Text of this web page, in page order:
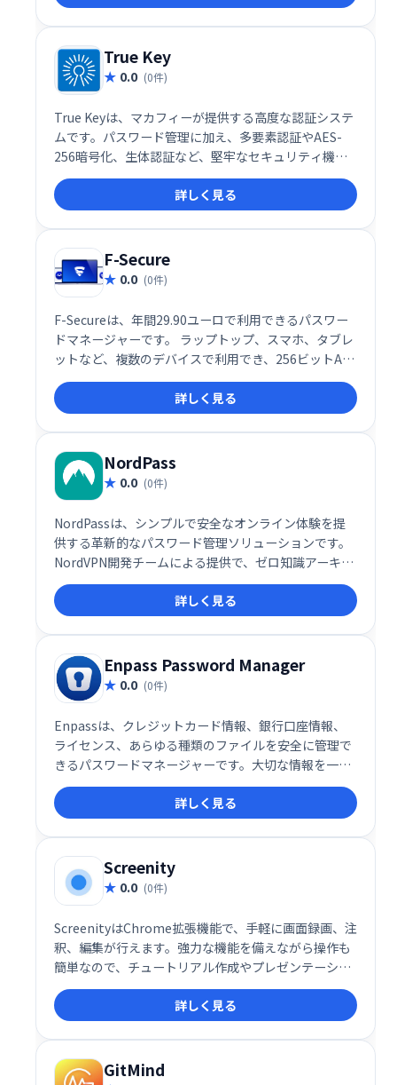
能も備えています。 複雑なパスワードを自動生成・管
理し、安全なオンライン体験を実現しましょう。
True Key
0.0 (0件)
True Keyは、マカフィーが提供する高度な認証システ
ムです。パスワード管理に加え、多要素認証やAES-
256暗号化、生体認証など、堅牢なセキュリティ機能
で、Webサイトやアプリへのアクセスを保護します。
ハッカーからのアカウント侵害リスクを軽減し、安全
なオンライン体験を提供します。マカフィーのセキュ
リティスイートにもバンドルされています。
詳しく見る
F-Secure
0.0 (0件)
F-Secureは、年間29.90ユーロで利用できるパスワー
ドマネージャーです。 ラップトップ、スマホ、タブレ
ットなど、複数のデバイスで利用でき、256ビットAES
暗号化と生体認証であなたの資格情報を守ります。 組
み込みのパスワードレポートは、セキュリティ上の脆
弱性を指摘し、安全でないパスワードを警告。 無制限
のパスワード保存で、安全で安心なオンライン生活を
サポートします。
詳しく見る
NordPass
0.0 (0件)
NordPassは、シンプルで安全なオンライン体験を提
供する革新的なパスワード管理ソリューションです。
NordVPN開発チームによる提供で、ゼロ知識アーキテ
クチャ、サードパーティセキュリティ監査、2要素認
証など、堅牢なセキュリティ機能を備えています。あ
らゆるデバイスで安全にパスワードを管理し、複雑な
パスワードを簡単に生成・保存できます。より安心で
便利なデジタルライフを実現しましょう。
詳しく見る
Enpass Password Manager
0.0 (0件)
Enpassは、クレジットカード情報、銀行口座情報、
ライセンス、あらゆる種類のファイルを安全に管理で
きるパスワードマネージャーです。大切な情報を一元
管理し、安全に保管することで、パスワード管理の煩
雑さを解消し、セキュリティを強化します。 個人情報
の保護に最適なツールです。
詳しく見る
Screenity
0.0 (0件)
ScreenityはChrome拡張機能で、手軽に画面録画、注
釈、編集が行えます。強力な機能を備えながら操作も
簡単なので、チュートリアル作成やプレゼンテーショ
ン、学習記録などに最適です。Chromeユーザー必携
のスクリーンレコーダーとして、効率的な動画制作を
サポートします。
詳しく見る
GitMind